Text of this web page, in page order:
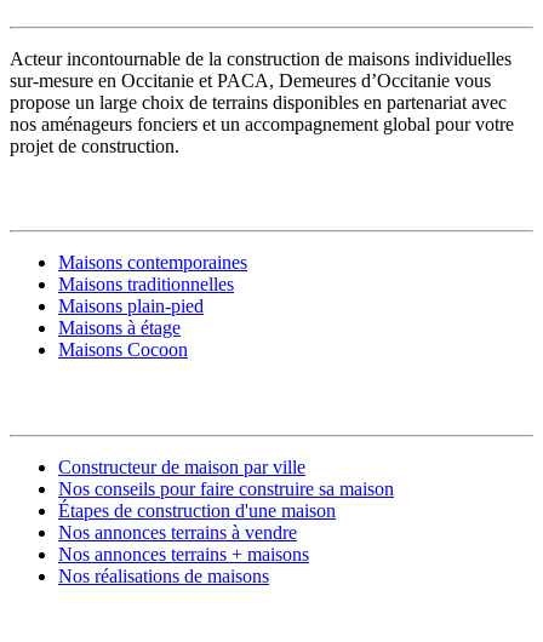
Acteur incontournable de la construction de maisons individuelles
sur-mesure en Occitanie et PACA, Demeures d’Occitanie vous
propose un large choix de terrains disponibles en partenariat avec
nos aménageurs fonciers et un accompagnement global pour votre
projet de construction.
Maisons contemporaines
Maisons traditionnelles
Maisons plain-pied
Maisons à étage
Maisons Cocoon
Constructeur de maison par ville
Nos conseils pour faire construire sa maison
Étapes de construction d'une maison
Nos annonces terrains à vendre
Nos annonces terrains + maisons
Nos réalisations de maisons